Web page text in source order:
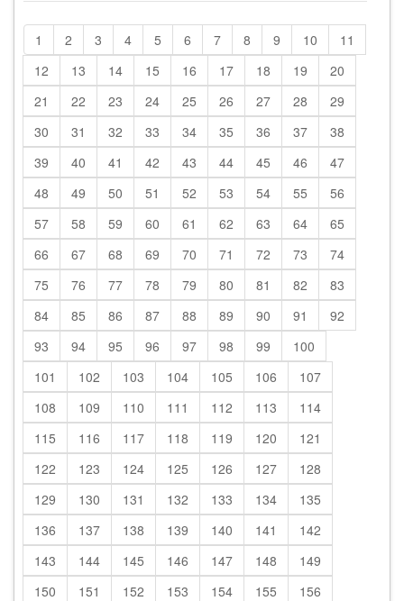
1 2 3 4 5 6 7 8 9 10
11
12
13 14 15 16 17 18 19
20
21
22 23 24 25 26 27 28
29
30
31 32 33 34 35 36 37
38
39
40 41 42 43 44 45 46
47
48
49 50 51 52 53 54 55
56
57
58 59 60 61 62 63 64
65
66
67 68 69 70 71 72 73
74
75
76 77 78 79 80 81 82
83
84
85 86 87 88 89 90 91
92
93
94 95 96 97 98 99
100
101
102 103 104 105 106
107
108
109 110 111 112 113
114
115
116 117 118 119 120
121
122
123 124 125 126 127
128
129
130 131 132 133 134
135
136
137 138 139 140 141
142
143
144 145 146 147 148
149
150
151 152 153 154 155
156